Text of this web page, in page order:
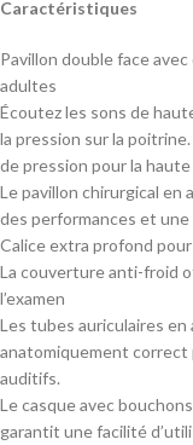
Caractéristiques
Pavillon double face
adultes
Écoutez les sons de
la pression sur la
de pression pour la
Le pavillon chirurgical en
des performances et
Calice extra profond
La couverture anti-froid
l’examen
Les tubes auriculaires
anatomiquement correct
auditifs.
Le casque avec
garantit une facilité